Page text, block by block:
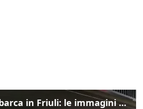
Il Barcellona sbarca in Friuli: le immagini dell'arrivo in albergo